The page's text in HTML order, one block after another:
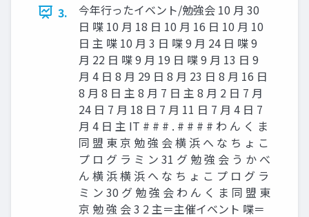
3.
今年行ったイベント/勉強会 10 月 30
日 喋 10 月 18 日 10 月 16 日 10 月 10
日 主 喋 10 月 3 日 喋 9 月 24 日 喋 9
月 22 日 喋 9 月 19 日 喋 9 月 13 日 9
月 4 日 8 月 29 日 8 月 23 日 8 月 16 日
8 月 8 日 主 8 月 7 日 主 8 月 2 日 7 月
24 日 7 月 18 日 7 月 11 日 7 月 4 日 7
月 4 日 主 IT # # # . # # # # わ ん く ま
同 盟 東 京 勉 強 会 横 浜 へ な ち ょ こ
プ ロ グ ラ ミ ン 31 グ 勉 強 会 う か べ
ん 横 浜 横 浜 へ な ち ょ こ プ ロ グ ラ
ミ ン 30 グ 勉 強 会 わ ん く ま 同 盟 東
京 勉 強 会 3 2 主＝主催イベント 喋＝